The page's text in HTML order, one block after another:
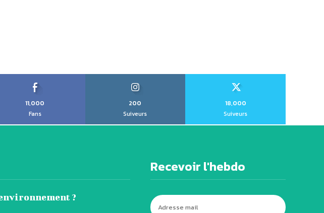
11,000
Fans
200
Suiveurs
18,000
Suiveurs
?
Recevoir l'hebdo